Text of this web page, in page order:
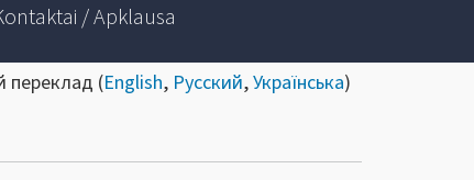
/ Apklausa
переклад (English, Русский,Українська)